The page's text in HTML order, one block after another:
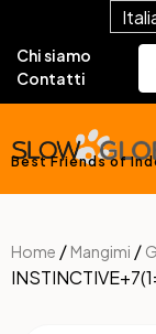
Chi siamo
Contatti
Best Friends of
Home / Mangimi /